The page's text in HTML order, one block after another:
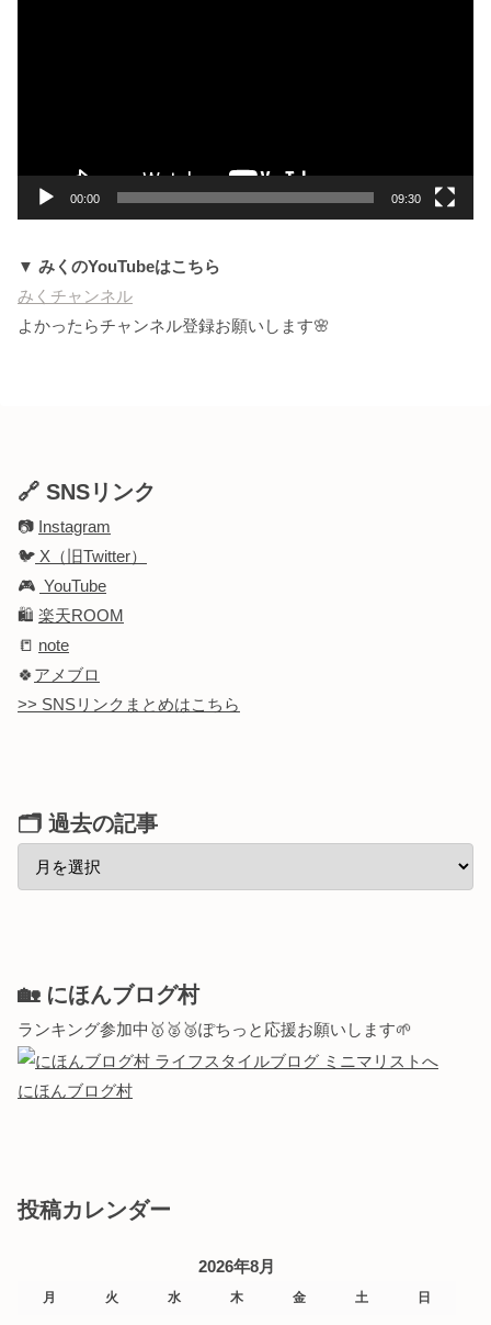
00:00 09:30
▼ みくのYouTubeはこちら
みくチャンネル
よかったらチャンネル登録お願いします🌸
🔗 SNSリンク
📷 Instagram
🐦 X（旧Twitter）
🎮 YouTube
🛍️ 楽天ROOM
📒 note
🍀アメブロ
>> SNSリンクまとめはこちら
🗂 過去の記事
🏡 にほんブログ村
ランキング参加中🥇🥈🥉ぽちっと応援お願いします🌱
にほんブログ村
投稿カレンダー
2026年8月
月 火 水 木 金 土 日